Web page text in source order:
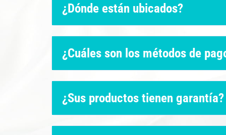
¿Dónde están ubicados?
¿Cuáles son los métodos de
¿Sus productos tienen garantía?